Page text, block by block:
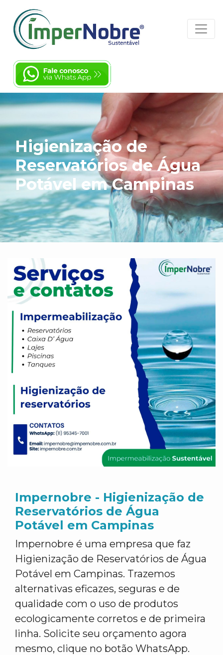
Higienização de
Reservatórios de Água
Potável em Campinas
Impernobre - Higienização de
Reservatórios de Água
Potável em Campinas
Impernobre é uma empresa que faz
Higienização de Reservatórios de Água
Potável em Campinas. Trazemos
alternativas eficazes, seguras e de
qualidade com o uso de produtos
ecologicamente corretos e de primeira
linha. Solicite seu orçamento agora
mesmo, clique no botão WhatsApp.